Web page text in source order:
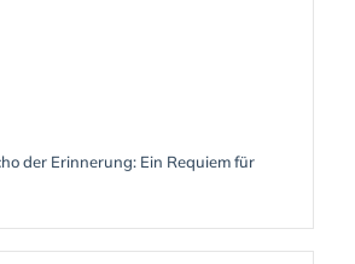
der Erinnerung: Ein Requiem für